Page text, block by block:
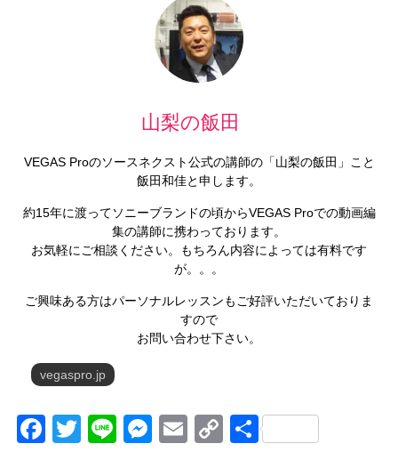
山梨の飯田
VEGAS Proのソースネクスト公式の講師の「山梨の飯田」こと
飯田和佳と申します。
約15年に渡ってソニーブランドの頃からVEGAS Proでの動画編
集の講師に携わっております。
お気軽にご相談ください。もちろん内容によっては有料です
が。。。
ご興味ある方はパーソナルレッスンもご好評いただいておりま
すので
お問い合わせ下さい。
vegaspro.jp
F
T
Li
M E
C 共